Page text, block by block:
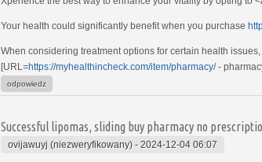
Your health could significantly benefit when you purchase
When considering treatment options for certain health
[URL=https://myhealthincheck.com/item/pharmacy/-
odpowiedz
Successful lipomas, sliding buy pharmacy no
ovijawuyj (niezweryfikowany) - 2024-12-04 06:07